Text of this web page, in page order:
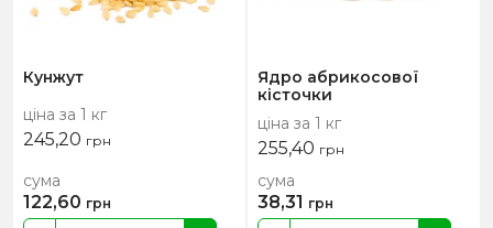
Кунжут
ціна за 1 кг
245,20 грн
сума
122,60 грн
Ядро абрикосової
кісточки
ціна за 1 кг
255,40 грн
сума
38,31 грн